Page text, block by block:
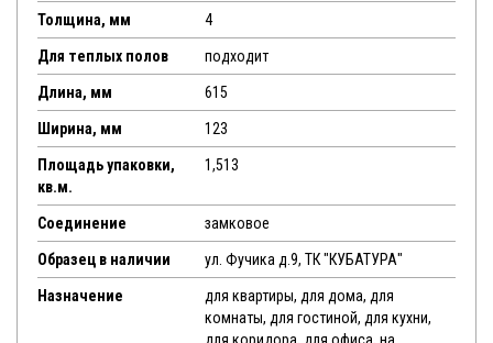
Толщина, мм 4
Для теплых полов подходит
Длина, мм 615
Ширина, мм 123
Площадь упаковки,
кв.м.
1,513
Соединение замковое
Образец в наличии ул. Фучика д.9, ТК "КУБАТУРА"
Назначение
для квартиры, для дома, для
комнаты, для гостиной, для кухни,